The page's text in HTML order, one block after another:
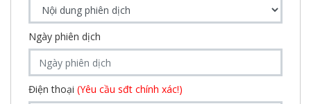
Ngày phiên dịch
Điện thoại (Yêu cầu sđt chính xác!)